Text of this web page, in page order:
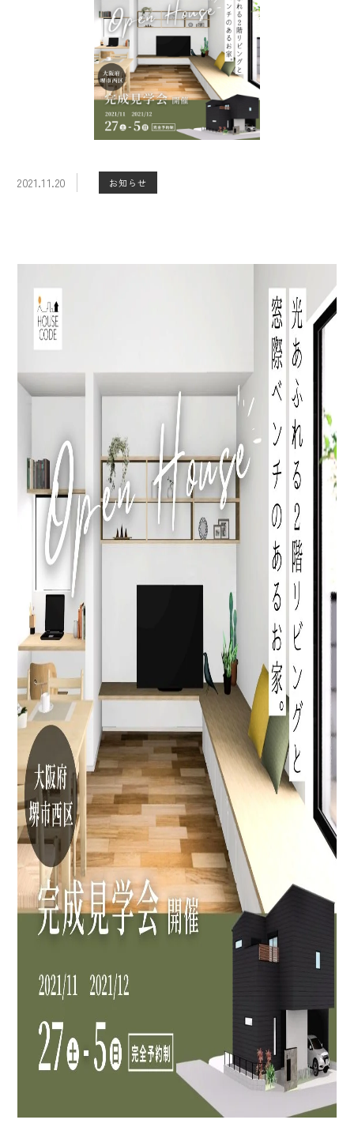
2021.11.20 お知らせ